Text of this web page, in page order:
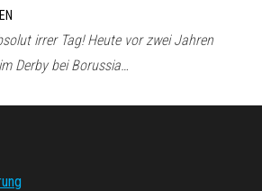
irrer Tag! Heute vor zwei Jahren
Derby bei Borussia…